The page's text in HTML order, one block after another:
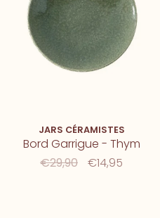
JARS CÉRAMISTES
Bord Garrigue - Thym
€29,90
€14,95